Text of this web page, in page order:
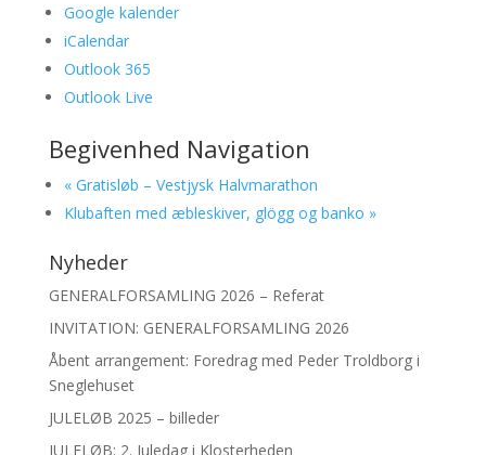
Google kalender
iCalendar
Outlook 365
Outlook Live
Begivenhed Navigation
«Gratisløb – Vestjysk Halvmarathon
Klubaften med æbleskiver, glögg og banko »
Nyheder
GENERALFORSAMLING 2026 – Referat
INVITATION: GENERALFORSAMLING 2026
Åbent arrangement: Foredrag med Peder Troldborg i
Sneglehuset
JULELØB 2025 – billeder
JULELØB: 2. Juledag i Klosterheden